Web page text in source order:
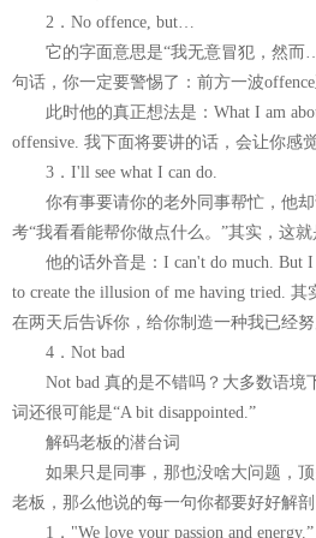
2．No offence, but…
它的字面意思是“我无意冒犯，然
句话，你一定要警惕了：前方一波offence
此时他的真正想法是：What I am
offensive. 我下面将要讲的话，会让你感
3．I'll see what I can do.
你有事要请你的老外同事帮忙，他
考“我看看能帮你做点什么。”其实，这就
他的话外音是：I can't do much. But
to create the illusion of me having tried.
在两天后告诉你，给你制造一种我已经努
4．Not bad
Not bad 真的是不错吗？大多数语境
词还很可能是“A bit disappointed.”
解码老板的潜台词
如果只是同事，那也没啥大问题，
老板，那么他说的每一句你都要好好解剖
1．"We love your passion and energy.”